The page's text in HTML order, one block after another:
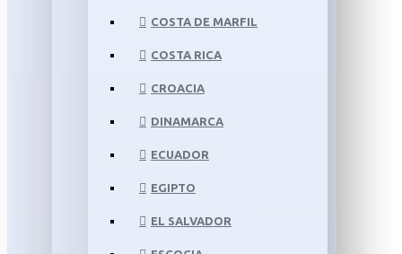
COSTA DE MARFIL
COSTA RICA
CROACIA
DINAMARCA
ECUADOR
EGIPTO
EL SALVADOR